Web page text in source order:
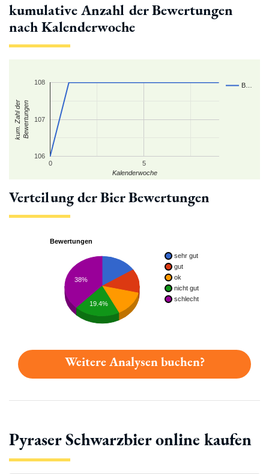
kumulative Anzahl der Bewertungen
nach Kalenderwoche
B…
0 5
106
107
108
Kalenderwoche
kum. Zahl derBewertungen
Verteilung der Bier Bewertungen
Bewertungen
sehr gut
gut
ok
nicht gut
schlecht
38%
19.4%
Weitere Analysen buchen?
Pyraser Schwarzbier online kaufen